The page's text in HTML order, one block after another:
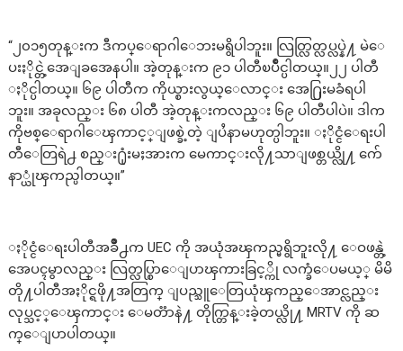
“၂၀၁၅တုန္းက ဒီကပ္ေရာဂါေဘးမရွိပါဘူး။ လြတ္လြတ္လပ္လပ္နဲ႔ မဲေ
ပးႏိုင္တဲ့အေျခအေနပါ။ အဲ့တုန္းက ၉၁ ပါတီၿပိဳင္ပါတယ္။၂၂ ပါတီ
ႏိုင္ပါတယ္။ ၆၉ ပါတီက ကိုယ္စားလွယ္ေလာင္း အေ႐ြးမခံရပါ
ဘူး။ အခုလည္း ၆၈ ပါတီ အဲ့တုန္းကလည္း ၆၉ ပါတီပါပဲ။ ဒါက
ကိုဗစ္ေရာဂါေၾကာင့္ျဖစ္ခဲ့တဲ့ ျပႆနာမဟုတ္ပါဘူး။ ႏိုင္ငံေရးပါ
တီေတြရဲ႕ စည္း႐ုံးမႈအားက မေကာင္းလို႔သာျဖစ္တယ္လို႔ က်ေ
နာ္ယုံၾကည္ပါတယ္။”
ႏိုင္ငံေရးပါတီအခ်ိဳ႕က UEC ကို အယုံအၾကည္မရွိဘူးလို႔ ေဝဖန္တဲ့
အေပၚမွာလည္း လြတ္လပ္စြာေျပာၾကားခြင့္ကို လက္ခံေပမယ့္ မိမိ
တို႔ပါတီအႏိုင္ရဖို႔အတြက္ ျပည္သူေတြယုံၾကည္ေအာင္လည္း
လုပ္သင့္ေၾကာင္း ေမတၱာနဲ႔ တိုက္တြန္းခဲ့တယ္လို႔ MRTV ကို ဆ
က္ေျပာပါတယ္။